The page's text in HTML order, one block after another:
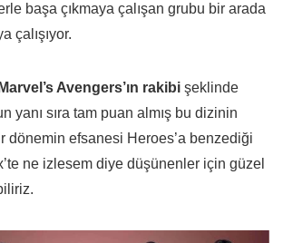
başa çıkmaya çalışan grubu bir arada
çalışıyor.
Marvel’s Avengers’ın rakibi şeklinde
yanı sıra tam puan almış bu dizinin
dönemin efsanesi Heroes’a benzediği
ne izlesem diye düşünenler için güzel